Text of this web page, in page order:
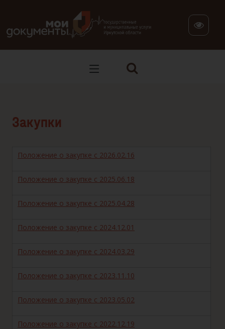
Закупки
Положение о закупке с 2026.02.16
Положение о закупке с 2025.06.18
Положение о закупке с 2025.04.28
Положение о закупке с 2024.12.01
Положение о закупке с 2024.03.29
Положение о закупке с 2023.11.10
Положение о закупке с 2023.05.02
Положение о закупке с 2022.12.19